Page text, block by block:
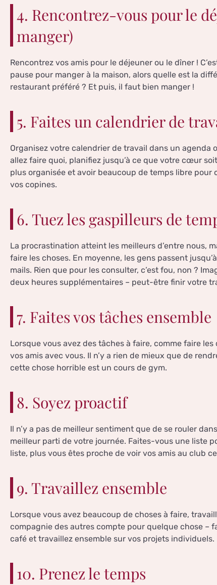
4. Rencontrez-vous pour le
manger)
Rencontrez vos amis pour le déjeuner ou le dîner !
pause pour manger à la maison, alors quelle est la
restaurant préféré ? Et puis, il faut bien manger !
5. Faites un calendrier de
Organisez votre calendrier de travail dans un agenda
allez faire quoi, planifiez jusqu’à ce que votre cœur
plus organisée et avoir beaucoup de temps libre pour
vos copines.
6. Tuez les gaspilleurs de
La procrastination atteint les meilleurs d’entre nous,
faire les choses. En moyenne, les gens passent
mails. Rien que pour les consulter, c’est fou, non ?
deux heures supplémentaires – peut-être finir votre
7. Faites vos tâches ensemble
Lorsque vous avez des tâches à faire, comme faire
vos amis avec vous. Il n’y a rien de mieux que de
cette chose horrible est un cours de gym.
8. Soyez proactif
Il n’y a pas de meilleur sentiment que de se rouler
meilleur parti de votre journée. Faites-vous une liste
liste, plus vous êtes proche de voir vos amis au club
9. Travaillez ensemble
Lorsque vous avez beaucoup de choses à faire,
compagnie des autres compte pour quelque chose –
café et travaillez ensemble sur vos projets individuels.
10. Prenez le temps